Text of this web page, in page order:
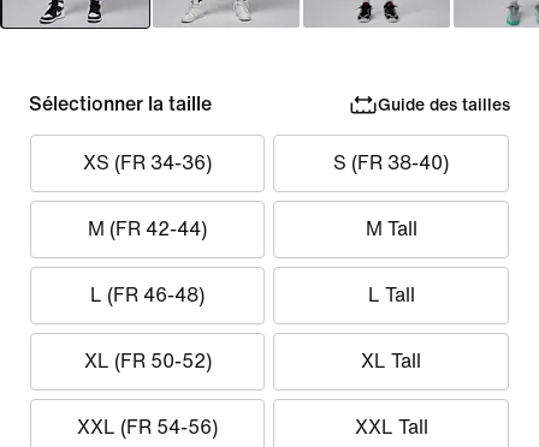
Sélectionner la taille Guide des tailles
XS (FR 34-36) S (FR 38-40)
M (FR 42-44) M Tall
L (FR 46-48) L Tall
XL (FR 50-52) XL Tall
XXL (FR 54-56) XXL Tall